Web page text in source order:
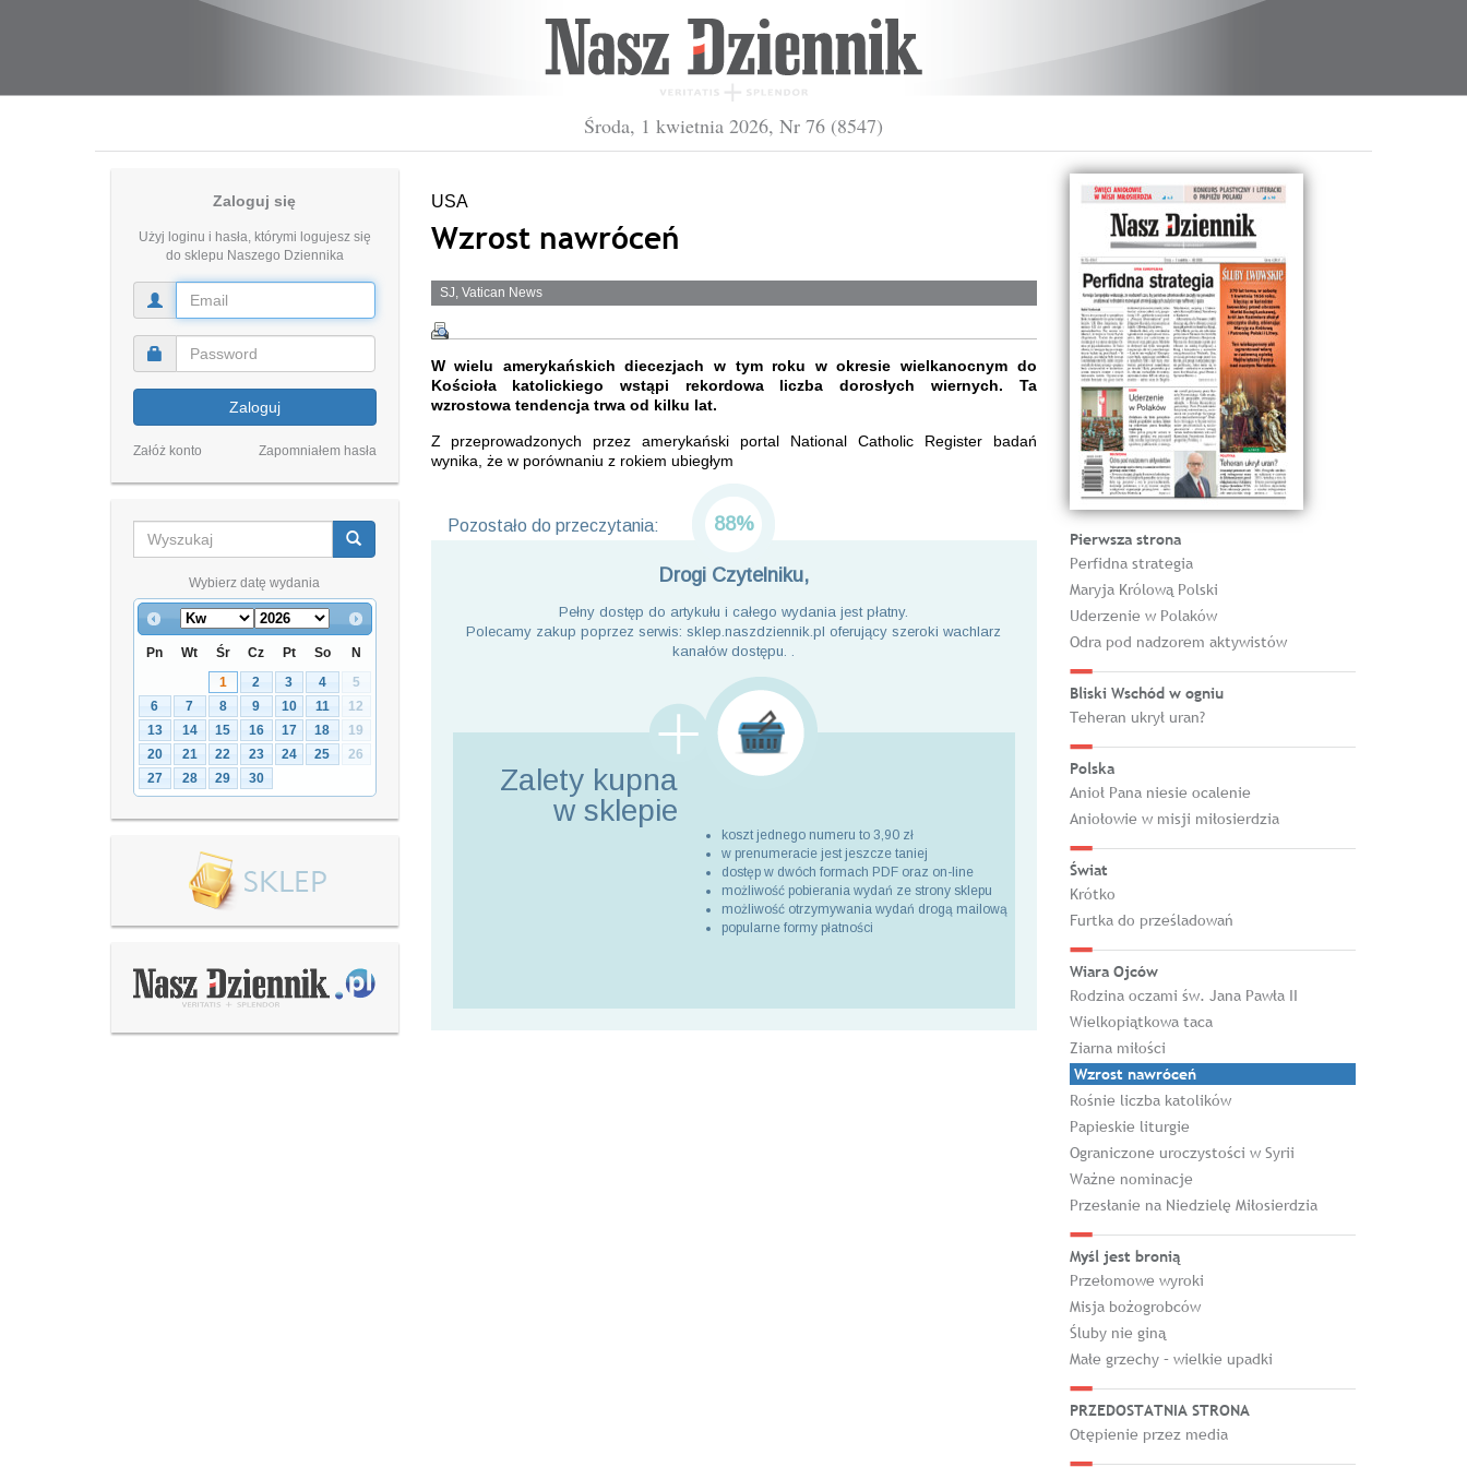
Środa, 1 kwietnia 2026, Nr 76 (8547)
Zaloguj się
Użyj loginu i hasła, którymi logujesz się
do sklepu Naszego Dziennika
Zaloguj
Załóż konto Zapomniałem hasła
Wybierz datę wydania
Pn Wt Śr Cz Pt So
N
1
2 3 4
5
6
7 8 9 10 11
12
13
14 15 16 17 18
19
20
21 22 23 24 25
26
27
28 29 30
USA
Wzrost nawróceń
SJ, Vatican News
W wielu amerykańskich diecezjach w tym roku w okresie wielkanocnym do
Kościoła katolickiego wstąpi rekordowa liczba dorosłych wiernych. Ta
wzrostowa tendencja trwa od kilku lat.
Z przeprowadzonych przez amerykański portal National Catholic Register badań
wynika, że w porównaniu z rokiem ubiegłym
Pozostało do przeczytania: 88%
Drogi Czytelniku,
Pełny dostęp do artykułu i całego wydania jest płatny.
Polecamy zakup poprzez serwis: sklep.naszdziennik.pl oferujący szeroki wachlarz
kanałów dostępu. .
Zalety kupna
w sklepie
koszt jednego numeru to 3,90 zł
w prenumeracie jest jeszcze taniej
dostęp w dwóch formach PDF oraz on-line
możliwość pobierania wydań ze strony sklepu
możliwość otrzymywania wydań drogą mailową
popularne formy płatności
Pierwsza strona
Perfidna strategia
Maryja Królową Polski
Uderzenie w Polaków
Odra pod nadzorem aktywistów
Bliski Wschód w ogniu
Teheran ukrył uran?
Polska
Anioł Pana niesie ocalenie
Aniołowie w misji miłosierdzia
Świat
Krótko
Furtka do prześladowań
Wiara Ojców
Rodzina oczami św. Jana Pawła II
Wielkopiątkowa taca
Ziarna miłości
Wzrost nawróceń
Rośnie liczba katolików
Papieskie liturgie
Ograniczone uroczystości w Syrii
Ważne nominacje
Przesłanie na Niedzielę Miłosierdzia
Myśl jest bronią
Przełomowe wyroki
Misja bożogrobców
Śluby nie giną
Małe grzechy – wielkie upadki
PRZEDOSTATNIA STRONA
Otępienie przez media